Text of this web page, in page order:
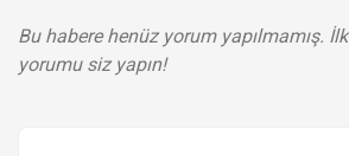
Bu habere henüz yorum yapılmamış. İlk
yorumu siz yapın!